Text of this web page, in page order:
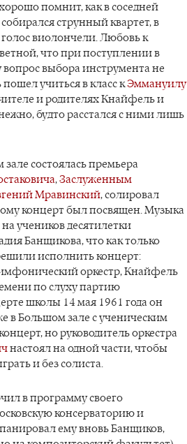
помнит, как в соседней
струнный квартет, в
виолончели. Любовь к
что при поступлении в
вопрос выбора инструмента не
учиться в класс кЭммануилу
и родителях Кнайфель и
будто расстался с ними лишь
состоялась премьера
,Заслуженным
Мравинский, солировал
концерт был посвящен. Музыка
учеников десятилетки
Банщикова, что как только
исполнить концерт:
оркестр, Кнайфель
по слуху партию
школы 14 мая 1961 года он
в Большом зале с ученическим
но руководитель оркестра
настоял на одной части, чтобы
и без солиста.
в программу своего
консерваторию и
ему вновь Банщиков,